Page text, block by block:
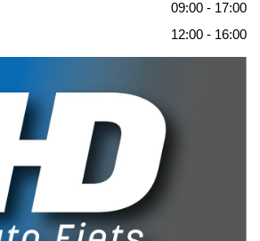
09:00 - 17:00
12:00 - 16:00